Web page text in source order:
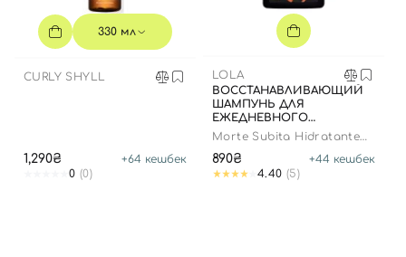
330 мл
CURLY SHYLL
1,290₴ +64 кешбек
0 (0)
LOLA
ВОССТАНАВЛИВАЮЩИЙ
ШАМПУНЬ ДЛЯ
ЕЖЕДНЕВНОГО
ПРИМЕНЕНИЯ, 250 МЛ
Morte Subita Hidratante
890₴ +44 кешбек
4.40 (5)